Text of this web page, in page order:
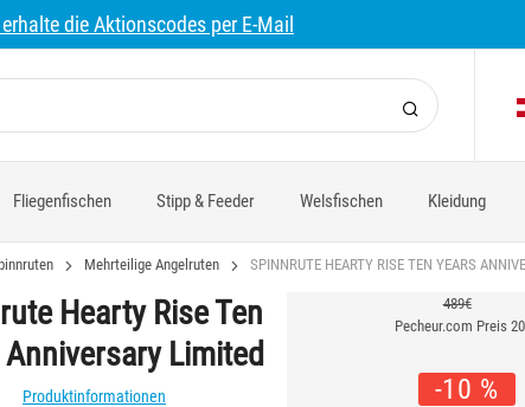
die Aktionscodes per E-Mail
Fliegenfischen Stipp & Feeder Welsfischen Kleidung
Mehrteilige Angelruten SPINNRUTE HEARTY RISE TEN YEARS
Hearty Rise Ten
Limited
Produktinformationen
489€
Pecheur.com Preis
-10 %